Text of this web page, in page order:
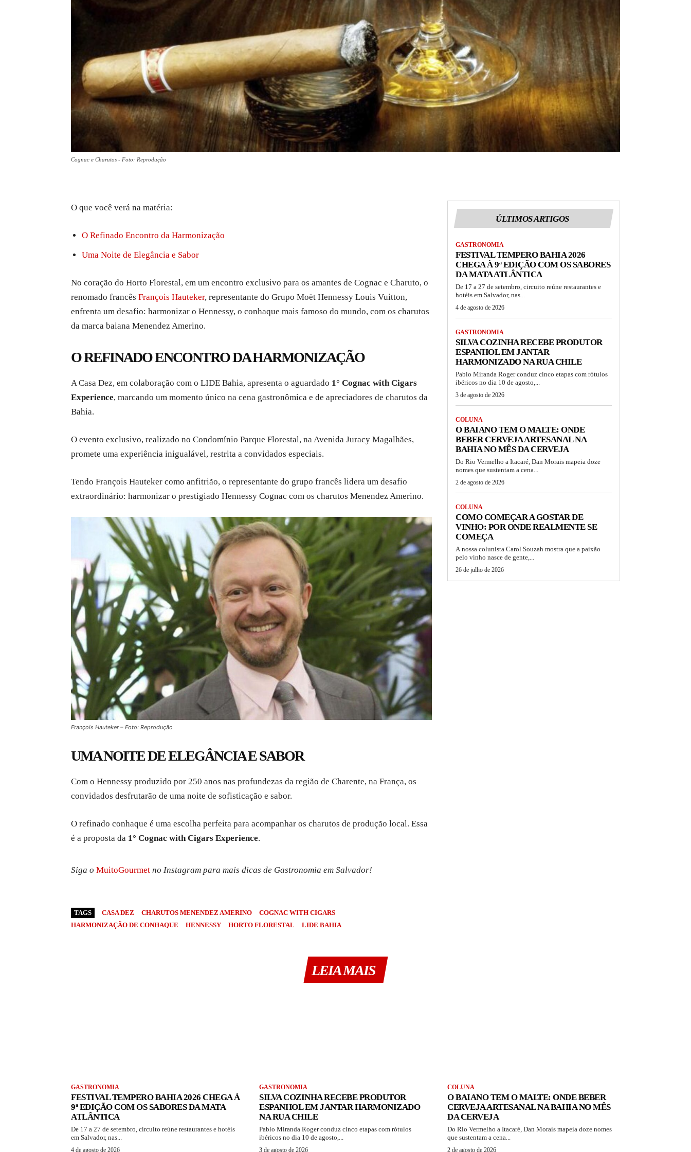
Cognac e Charutos - Foto: Reprodução
O que você verá na matéria:
O Refinado Encontro da Harmonização
Uma Noite de Elegância e Sabor
No coração do Horto Florestal, em um encontro exclusivo para os amantes de Cognac e Charuto, o
renomado francês François Hauteker, representante do Grupo Moët Hennessy Louis Vuitton,
enfrenta um desafio: harmonizar o Hennessy, o conhaque mais famoso do mundo, com os charutos
da marca baiana Menendez Amerino.
O REFINADO ENCONTRO DA HARMONIZAÇÃO
A Casa Dez, em colaboração com o LIDE Bahia, apresenta o aguardado 1° Cognac with Cigars
Experience, marcando um momento único na cena gastronômica e de apreciadores de charutos da
Bahia.
O evento exclusivo, realizado no Condomínio Parque Florestal, na Avenida Juracy Magalhães,
promete uma experiência inigualável, restrita a convidados especiais.
Tendo François Hauteker como anfitrião, o representante do grupo francês lidera um desafio
extraordinário: harmonizar o prestigiado Hennessy Cognac com os charutos Menendez Amerino.
François Hauteker – Foto: Reprodução
UMA NOITE DE ELEGÂNCIA E SABOR
Com o Hennessy produzido por 250 anos nas profundezas da região de Charente, na França, os
convidados desfrutarão de uma noite de sofisticação e sabor.
O refinado conhaque é uma escolha perfeita para acompanhar os charutos de produção local. Essa
é a proposta da 1° Cognac with Cigars Experience.
Siga o MuitoGourmet no Instagram para mais dicas de Gastronomia em Salvador!
TAGS CASA DEZ CHARUTOS MENENDEZ AMERINO
COGNAC WITH CIGARS
HARMONIZAÇÃO DE CONHAQUE
HENNESSY HORTO FLORESTAL LIDE BAHIA
ÚLTIMOS ARTIGOS
GASTRONOMIA
FESTIVAL TEMPERO BAHIA 2026
CHEGA À 9ª EDIÇÃO COM OS SABORES
DA MATA ATLÂNTICA
De 17 a 27 de setembro, circuito reúne restaurantes e
hotéis em Salvador, nas...
4 de agosto de 2026
GASTRONOMIA
SILVA COZINHA RECEBE PRODUTOR
ESPANHOL EM JANTAR
HARMONIZADO NA RUA CHILE
Pablo Miranda Roger conduz cinco etapas com rótulos
ibéricos no dia 10 de agosto,...
3 de agosto de 2026
COLUNA
O BAIANO TEM O MALTE: ONDE
BEBER CERVEJA ARTESANAL NA
BAHIA NO MÊS DA CERVEJA
Do Rio Vermelho a Itacaré, Dan Morais mapeia doze
nomes que sustentam a cena...
2 de agosto de 2026
COLUNA
COMO COMEÇAR A GOSTAR DE
VINHO: POR ONDE REALMENTE SE
COMEÇA
A nossa colunista Carol Souzah mostra que a paixão
pelo vinho nasce de gente,...
26 de julho de 2026
LEIA MAIS
GASTRONOMIA
FESTIVAL TEMPERO BAHIA 2026 CHEGA À
9ª EDIÇÃO COM OS SABORES DA MATA
ATLÂNTICA
De 17 a 27 de setembro, circuito reúne restaurantes e hotéis
em Salvador, nas...
4 de agosto de 2026
GASTRONOMIA
SILVA COZINHA RECEBE PRODUTOR
ESPANHOL EM JANTAR HARMONIZADO
NA RUA CHILE
Pablo Miranda Roger conduz cinco etapas com rótulos
ibéricos no dia 10 de agosto,...
3 de agosto de 2026
COLUNA
O BAIANO TEM O MALTE: ONDE BEBER
CERVEJA ARTESANAL NA BAHIA NO MÊS
DA CERVEJA
Do Rio Vermelho a Itacaré, Dan Morais mapeia doze nomes
que sustentam a cena...
2 de agosto de 2026